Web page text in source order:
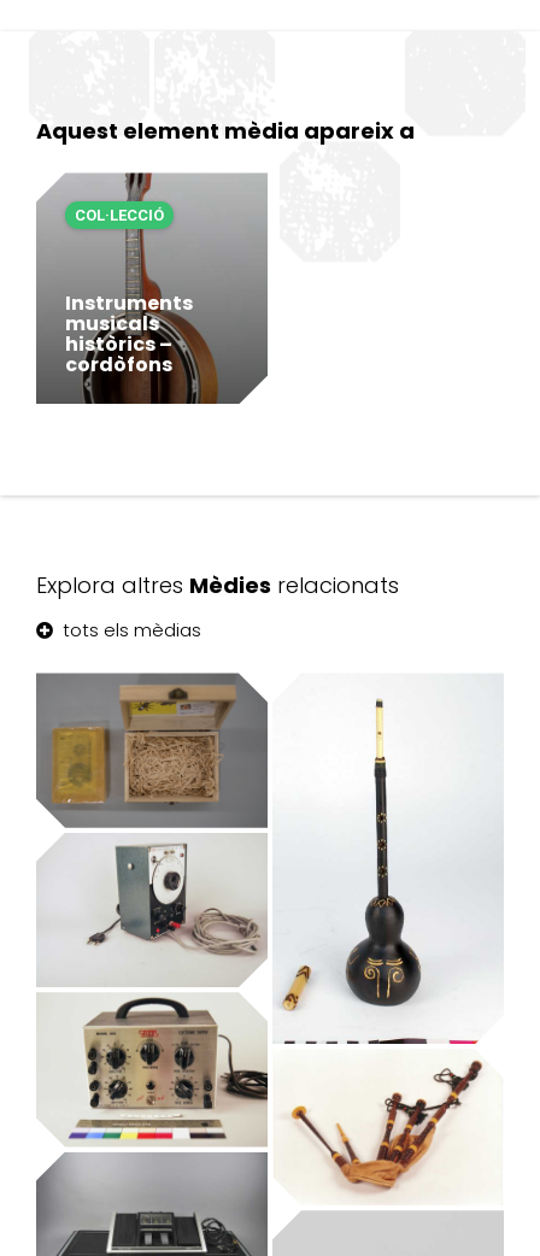
Aquest element mèdia apareix a
Instruments
musicals
històrics –
cordòfons
COL·LECCIÓ
Explora altres Mèdies relacionats
tots els mèdias
Museum of the
Dry Bugs
Museu de la Música de Barcelona
generador
d’ones
Museu de la Música de Barcelona
interruptor
electrònic